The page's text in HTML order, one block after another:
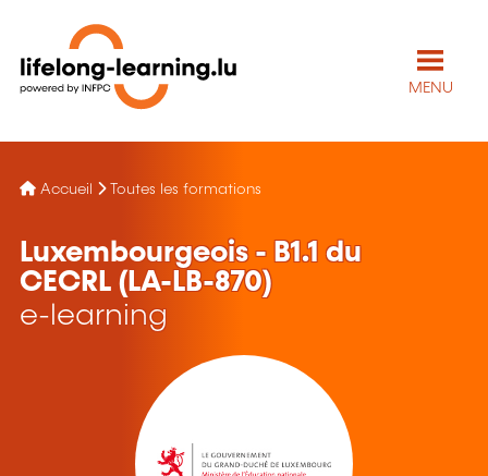
MENU
Accueil Toutes les formations
Luxembourgeois - B1.1 du
CECRL (LA-LB-870)
e-learning